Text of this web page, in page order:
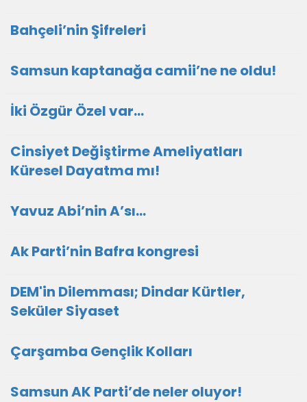
Bahçeli’nin Şifreleri
Samsun kaptanağa camii’ne ne oldu!
İki Özgür Özel var…
Cinsiyet Değiştirme Ameliyatları
Küresel Dayatma mı!
Yavuz Abi’nin A’sı…
Ak Parti’nin Bafra kongresi
DEM'in Dilemması; Dindar Kürtler,
Seküler Siyaset
Çarşamba Gençlik Kolları
Samsun AK Parti’de neler oluyor!